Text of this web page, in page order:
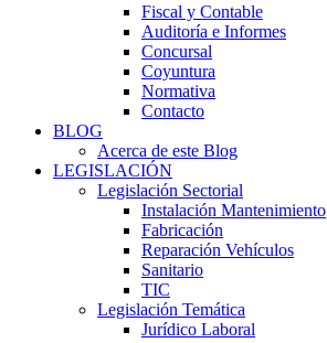
Fiscal y Contable
Auditoría e Informes
Concursal
Coyuntura
Normativa
Contacto
BLOG
Acerca de este Blog
LEGISLACIÓN
Legislación Sectorial
Instalación Mantenimiento
Fabricación
Reparación Vehículos
Sanitario
TIC
Legislación Temática
Jurídico Laboral